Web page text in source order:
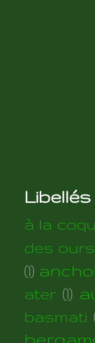
Libellés
à la
des ours
(1)
ater (1)
basmati